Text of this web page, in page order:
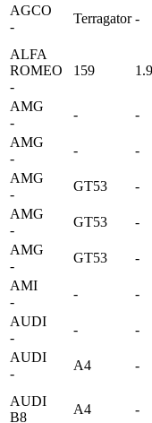
AGCO
-
Terragator -
ALFA
ROMEO
-
159
AMG
-
- -
AMG
-
- -
AMG
-
GT53 -
AMG
-
GT53 -
AMG
-
GT53 -
AMI
-
- -
AUDI
-
- -
AUDI
-
A4 -
AUDI
B8
A4 -